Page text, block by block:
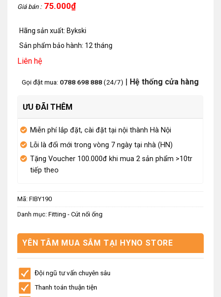
Giá bán : 75.000₫
Hãng sản xuất: Bykski
Sản phẩm bảo hành: 12 tháng
Liên hệ
Gọi đặt mua: 0788 698 888(24/7) | Hệ thống cửa hàng
ƯU ĐÃI THÊM
Miễn phí lắp đặt, cài đặt tại nội thành Hà Nội
Lỗi là đổi mới trong vòng 7 ngày tại nhà (HN)
Tặng Voucher 100.000đ khi mua 2 sản phẩm >10tr
tiếp theo
Mã: FIBY190
Danh mục: Fitting - Cút nối ống
YÊN TÂM MUA SẮM TẠI HYNO STORE
Đội ngũ tư vấn chuyên sâu
Thanh toán thuận tiện